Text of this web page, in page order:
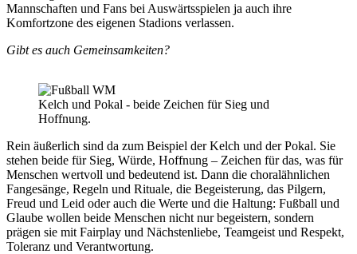
Mannschaften und Fans bei Auswärtsspielen ja auch ihre
Komfortzone des eigenen Stadions verlassen.
Gibt es auch Gemeinsamkeiten?
Kelch und Pokal - beide Zeichen für Sieg und
Hoffnung.
Rein äußerlich sind da zum Beispiel der Kelch und der Pokal. Sie
stehen beide für Sieg, Würde, Hoffnung – Zeichen für das, was für
Menschen wertvoll und bedeutend ist. Dann die choralähnlichen
Fangesänge, Regeln und Rituale, die Begeisterung, das Pilgern,
Freud und Leid oder auch die Werte und die Haltung: Fußball und
Glaube wollen beide Menschen nicht nur begeistern, sondern
prägen sie mit Fairplay und Nächstenliebe, Teamgeist und Respekt,
Toleranz und Verantwortung.